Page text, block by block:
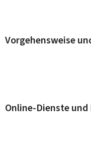
Vorgehensweise
Online-Dienste